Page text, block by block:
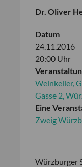
Dr. Oliver
Datum
24.11.2016
20:00 Uhr
Weinkeller,
Gasse 2,
Eine
Zweig
Würzburger